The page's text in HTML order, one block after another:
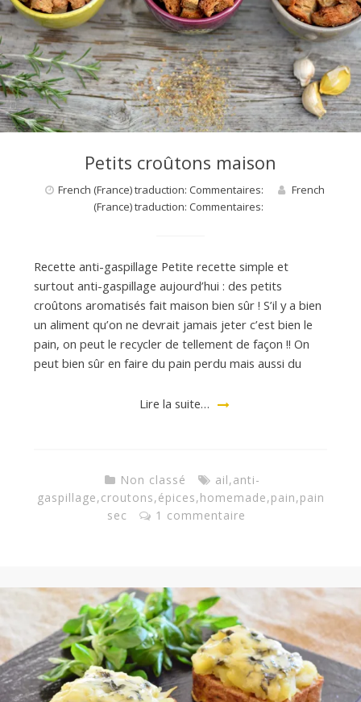
d
e
Petits croûtons maison
French (France) traduction: Commentaires:
French
(France) traduction: Commentaires:
Recette anti-gaspillage Petite recette simple et
surtout anti-gaspillage aujourd’hui : des petits
croûtons aromatisés fait maison bien sûr ! S’il y a bien
un aliment qu’on ne devrait jamais jeter c’est bien le
pain, on peut le recycler de tellement de façon !! On
peut bien sûr en faire du pain perdu mais aussi du
Lire la suite…
Non classé ail,anti-
gaspillage,croutons,épices,homemade,pain,pain
sec
1 commentaire